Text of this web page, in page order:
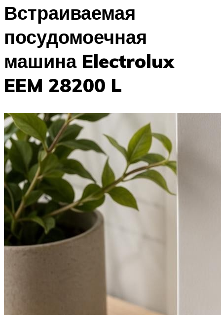
Встраиваемая
посудомоечная
машина Electrolux
EEM 28200 L